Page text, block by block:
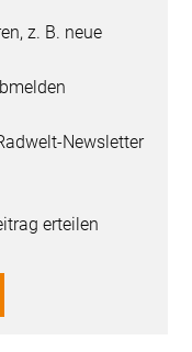
z. B. neue
Newsletter
erteilen